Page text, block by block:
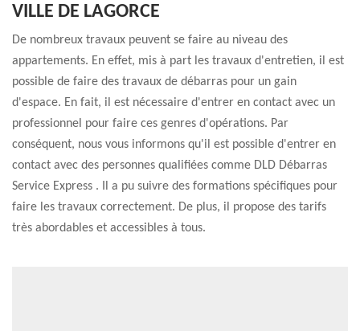
VILLE DE LAGORCE
De nombreux travaux peuvent se faire au niveau des
appartements. En effet, mis à part les travaux d'entretien, il est
possible de faire des travaux de débarras pour un gain
d'espace. En fait, il est nécessaire d'entrer en contact avec un
professionnel pour faire ces genres d'opérations. Par
conséquent, nous vous informons qu'il est possible d'entrer en
contact avec des personnes qualifiées comme DLD Débarras
Service Express . Il a pu suivre des formations spécifiques pour
faire les travaux correctement. De plus, il propose des tarifs
très abordables et accessibles à tous.